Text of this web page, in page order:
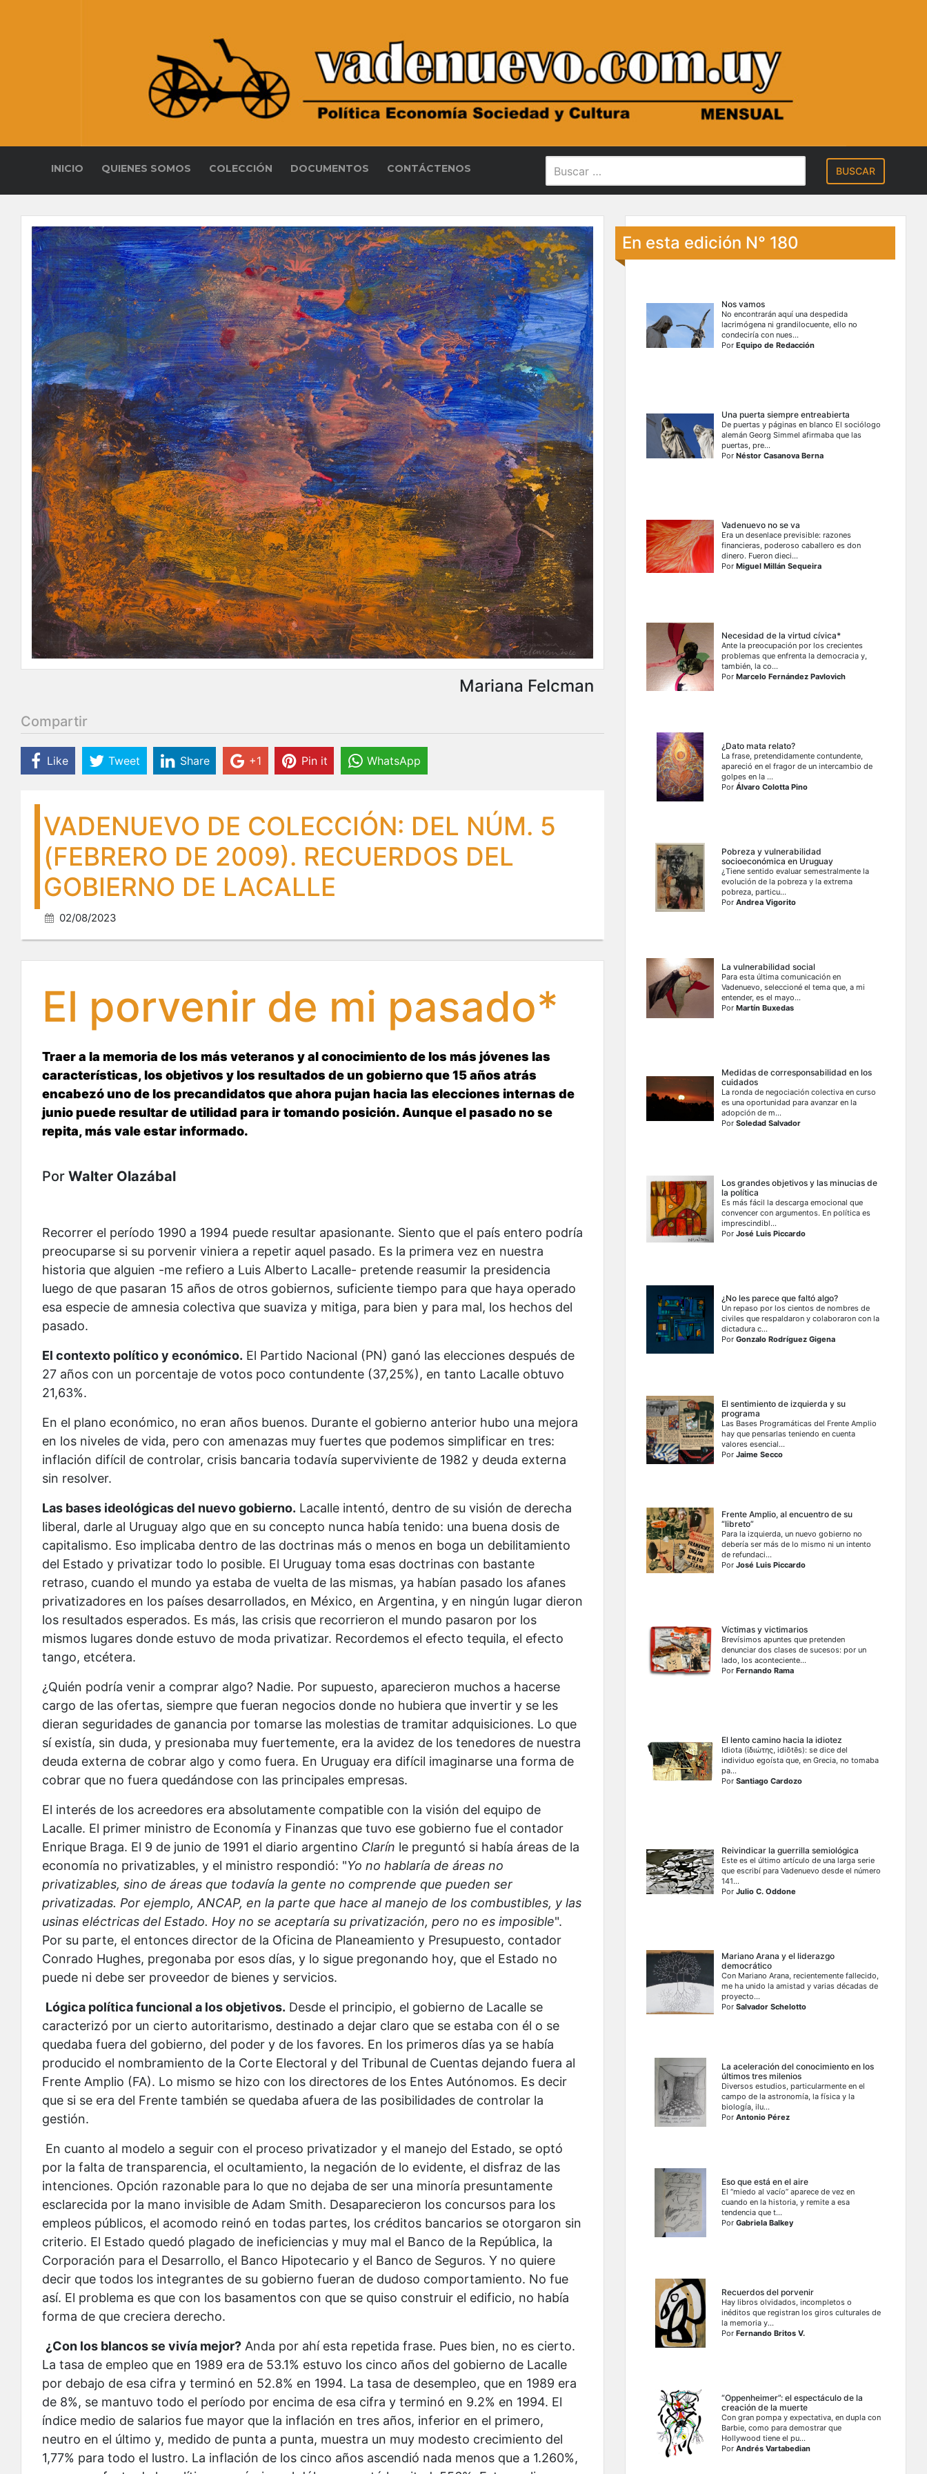
INICIO QUIENES SOMOS COLECCIÓN DOCUMENTOS CONTÁCTENOS
Mariana Felcman
Compartir
Like Tweet Share +1 Pin it WhatsApp
VADENUEVO DE COLECCIÓN: DEL NÚM. 5
(FEBRERO DE 2009). RECUERDOS DEL
GOBIERNO DE LACALLE
02/08/2023
El porvenir de mi pasado*
Traer a la memoria de los más veteranos y al conocimiento de los más jóvenes las
características, los objetivos y los resultados de un gobierno que 15 años atrás
encabezó uno de los precandidatos que ahora pujan hacia las elecciones internas de
junio puede resultar de utilidad para ir tomando posición. Aunque el pasado no se
repita, más vale estar informado.
Por Walter Olazábal
Recorrer el período 1990 a 1994 puede resultar apasionante. Siento que el país entero podría
preocuparse si su porvenir viniera a repetir aquel pasado. Es la primera vez en nuestra
historia que alguien -me refiero a Luis Alberto Lacalle- pretende reasumir la presidencia
luego de que pasaran 15 años de otros gobiernos, suficiente tiempo para que haya operado
esa especie de amnesia colectiva que suaviza y mitiga, para bien y para mal, los hechos del
pasado.
El contexto político y económico. El Partido Nacional (PN) ganó las elecciones después de
27 años con un porcentaje de votos poco contundente (37,25%), en tanto Lacalle obtuvo
21,63%.
En el plano económico, no eran años buenos. Durante el gobierno anterior hubo una mejora
en los niveles de vida, pero con amenazas muy fuertes que podemos simplificar en tres:
inflación difícil de controlar, crisis bancaria todavía superviviente de 1982 y deuda externa
sin resolver.
Las bases ideológicas del nuevo gobierno. Lacalle intentó, dentro de su visión de derecha
liberal, darle al Uruguay algo que en su concepto nunca había tenido: una buena dosis de
capitalismo. Eso implicaba dentro de las doctrinas más o menos en boga un debilitamiento
del Estado y privatizar todo lo posible. El Uruguay toma esas doctrinas con bastante
retraso, cuando el mundo ya estaba de vuelta de las mismas, ya habían pasado los afanes
privatizadores en los países desarrollados, en México, en Argentina, y en ningún lugar dieron
los resultados esperados. Es más, las crisis que recorrieron el mundo pasaron por los
mismos lugares donde estuvo de moda privatizar. Recordemos el efecto tequila, el efecto
tango, etcétera.
¿Quién podría venir a comprar algo? Nadie. Por supuesto, aparecieron muchos a hacerse
cargo de las ofertas, siempre que fueran negocios donde no hubiera que invertir y se les
dieran seguridades de ganancia por tomarse las molestias de tramitar adquisiciones. Lo que
sí existía, sin duda, y presionaba muy fuertemente, era la avidez de los tenedores de nuestra
deuda externa de cobrar algo y como fuera. En Uruguay era difícil imaginarse una forma de
cobrar que no fuera quedándose con las principales empresas.
El interés de los acreedores era absolutamente compatible con la visión del equipo de
Lacalle. El primer ministro de Economía y Finanzas que tuvo ese gobierno fue el contador
Enrique Braga. El 9 de junio de 1991 el diario argentino Clarín le preguntó si había áreas de la
economía no privatizables, y el ministro respondió: "Yo no hablaría de áreas no
privatizables, sino de áreas que todavía la gente no comprende que pueden ser
privatizadas. Por ejemplo, ANCAP, en la parte que hace al manejo de los combustibles, y las
usinas eléctricas del Estado. Hoy no se aceptaría su privatización, pero no es imposible".
Por su parte, el entonces director de la Oficina de Planeamiento y Presupuesto, contador
Conrado Hughes, pregonaba por esos días, y lo sigue pregonando hoy, que el Estado no
puede ni debe ser proveedor de bienes y servicios.
Lógica política funcional a los objetivos. Desde el principio, el gobierno de Lacalle se
caracterizó por un cierto autoritarismo, destinado a dejar claro que se estaba con él o se
quedaba fuera del gobierno, del poder y de los favores. En los primeros días ya se había
producido el nombramiento de la Corte Electoral y del Tribunal de Cuentas dejando fuera al
Frente Amplio (FA). Lo mismo se hizo con los directores de los Entes Autónomos. Es decir
que si se era del Frente también se quedaba afuera de las posibilidades de controlar la
gestión.
En cuanto al modelo a seguir con el proceso privatizador y el manejo del Estado, se optó
por la falta de transparencia, el ocultamiento, la negación de lo evidente, el disfraz de las
intenciones. Opción razonable para lo que no dejaba de ser una minoría presuntamente
esclarecida por la mano invisible de Adam Smith. Desaparecieron los concursos para los
empleos públicos, el acomodo reinó en todas partes, los créditos bancarios se otorgaron sin
criterio. El Estado quedó plagado de ineficiencias y muy mal el Banco de la República, la
Corporación para el Desarrollo, el Banco Hipotecario y el Banco de Seguros. Y no quiere
decir que todos los integrantes de su gobierno fueran de dudoso comportamiento. No fue
así. El problema es que con los basamentos con que se quiso construir el edificio, no había
forma de que creciera derecho.
¿Con los blancos se vivía mejor? Anda por ahí esta repetida frase. Pues bien, no es cierto.
La tasa de empleo que en 1989 era de 53.1% estuvo los cinco años del gobierno de Lacalle
por debajo de esa cifra y terminó en 52.8% en 1994. La tasa de desempleo, que en 1989 era
de 8%, se mantuvo todo el período por encima de esa cifra y terminó en 9.2% en 1994. El
índice medio de salarios fue mayor que la inflación en tres años, inferior en el primero,
neutro en el último y, medido de punta a punta, muestra un muy modesto crecimiento del
1,77% para todo el lustro. La inflación de los cinco años ascendió nada menos que a 1.260%,
En esta edición N° 180
Nos vamos
No encontrarán aquí una despedida
lacrimógena ni grandilocuente, ello no
condeciría con nues...
PorEquipo de Redacción
Una puerta siempre entreabierta
De puertas y páginas en blanco El sociólogo
alemán Georg Simmel afirmaba que las
puertas, pre...
PorNéstor Casanova Berna
Vadenuevo no se va
Era un desenlace previsible: razones
financieras, poderoso caballero es don
dinero. Fueron dieci...
PorMiguel Millán Sequeira
Necesidad de la virtud cívica*
Ante la preocupación por los crecientes
problemas que enfrenta la democracia y,
también, la co...
PorMarcelo Fernández Pavlovich
¿Dato mata relato?
La frase, pretendidamente contundente,
apareció en el fragor de un intercambio de
golpes en la ...
PorÁlvaro Colotta Pino
Pobreza y vulnerabilidad
socioeconómica en Uruguay
¿Tiene sentido evaluar semestralmente la
evolución de la pobreza y la extrema
pobreza, particu...
PorAndrea Vigorito
La vulnerabilidad social
Para esta última comunicación en
Vadenuevo, seleccioné el tema que, a mi
entender, es el mayo...
PorMartín Buxedas
Medidas de corresponsabilidad en los
cuidados
La ronda de negociación colectiva en curso
es una oportunidad para avanzar en la
adopción de m...
PorSoledad Salvador
Los grandes objetivos y las minucias de
la política
Es más fácil la descarga emocional que
convencer con argumentos. En política es
imprescindibl...
PorJosé Luis Piccardo
¿No les parece que faltó algo?
Un repaso por los cientos de nombres de
civiles que respaldaron y colaboraron con la
dictadura c...
PorGonzalo Rodríguez Gigena
El sentimiento de izquierda y su
programa
Las Bases Programáticas del Frente Amplio
hay que pensarlas teniendo en cuenta
valores esencial...
PorJaime Secco
Frente Amplio, al encuentro de su
“libreto”
Para la izquierda, un nuevo gobierno no
debería ser más de lo mismo ni un intento
de refundaci...
PorJosé Luis Piccardo
Víctimas y victimarios
Brevísimos apuntes que pretenden
denunciar dos clases de sucesos: por un
lado, los aconteciente...
PorFernando Rama
El lento camino hacia la idiotez
Idiota (ἰδιώτης, idiōtēs): se dice del
individuo egoísta que, en Grecia, no tomaba
pa...
PorSantiago Cardozo
Reivindicar la guerrilla semiológica
Este es el último artículo de una larga serie
que escribí para Vadenuevo desde el número
141...
PorJulio C. Oddone
Mariano Arana y el liderazgo
democrático
Con Mariano Arana, recientemente fallecido,
me ha unido la amistad y varias décadas de
proyecto...
PorSalvador Schelotto
La aceleración del conocimiento en los
últimos tres milenios
Diversos estudios, particularmente en el
campo de la astronomía, la física y la
biología, ilu...
PorAntonio Pérez
Eso que está en el aire
El “miedo al vacío” aparece de vez en
cuando en la historia, y remite a esa
tendencia que t...
PorGabriela Balkey
Recuerdos del porvenir
Hay libros olvidados, incompletos o
inéditos que registran los giros culturales de
la memoria y...
PorFernando Britos V.
“Oppenheimer”: el espectáculo de la
creación de la muerte
Con gran pompa y expectativa, en dupla con
Barbie, como para demostrar que
Hollywood tiene el pu...
PorAndrés Vartabedian